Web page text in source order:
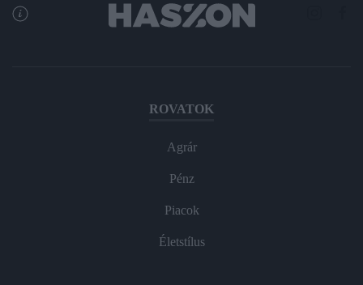
ROVATOK
Agrár
Pénz
Piacok
Életstílus